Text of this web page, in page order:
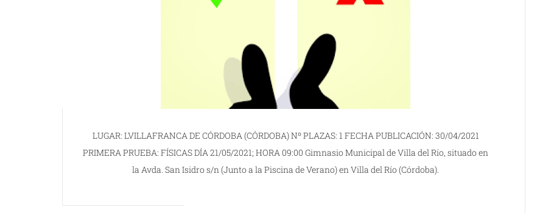
LUGAR: LVILLAFRANCA DE CÓRDOBA (CÓRDOBA) Nº PLAZAS: 1 FECHA PUBLICACIÓN: 30/04/2021
PRIMERA PRUEBA: FÍSICAS DÍA 21/05/2021; HORA 09:00 Gimnasio Municipal de Villa del Río, situado en
la Avda. San Isidro s/n (Junto a la Piscina de Verano) en Villa del Río (Córdoba).